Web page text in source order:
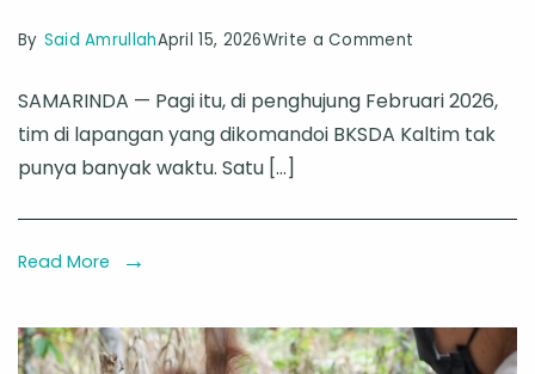
By Said AmrullahApril 15, 2026Write a Comment
Penyelamatan
Bayi
Orang
Peran
HCV
SAMARINDA — Pagi itu, di penghujung Februari 2026,
tim di lapangan yang dikomandoi BKSDA Kaltim tak
punya banyak waktu. Satu […]
Read More